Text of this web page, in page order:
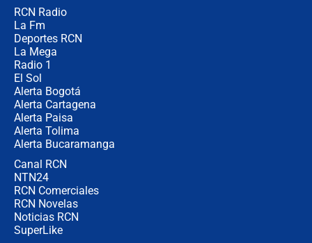
RCN Radio
La Fm
Deportes RCN
La Mega
Radio 1
El Sol
Alerta Bogotá
Alerta Cartagena
Alerta Paisa
Alerta Tolima
Alerta Bucaramanga
Canal RCN
NTN24
RCN Comerciales
RCN Novelas
Noticias RCN
SuperLike